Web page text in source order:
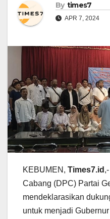
By times7
APR 7, 2024
KEBUMEN, Times7.id
Cabang (DPC) Partai
mendeklarasikan
untuk menjadi